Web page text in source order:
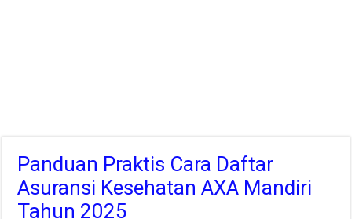
Panduan Praktis Cara Daftar
Asuransi Kesehatan AXA Mandiri
Tahun 2025